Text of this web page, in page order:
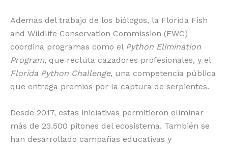
Además del trabajo de los biólogos, la Florida Fish
and Wildlife Conservation Commission (FWC)
coordina programas como el Python Elimination
Program, que recluta cazadores profesionales, y el
Florida Python Challenge, una competencia pública
que entrega premios por la captura de serpientes.
Desde 2017, estas iniciativas permitieron eliminar
más de 23.500 pitones del ecosistema. También se
han desarrollado campañas educativas y